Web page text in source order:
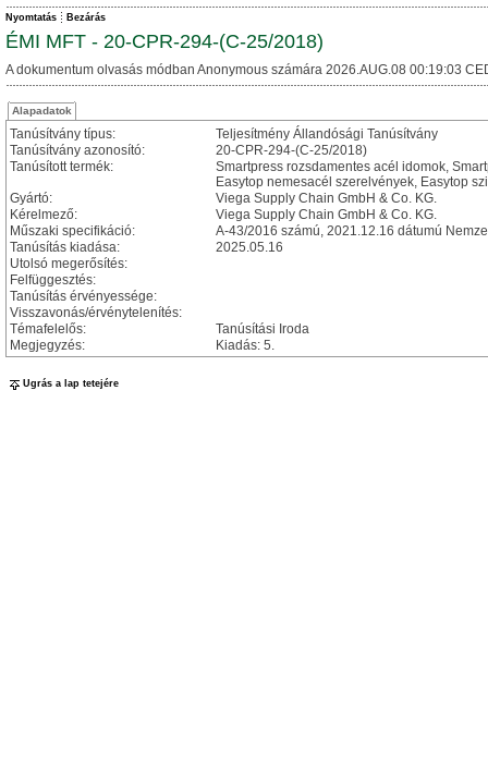
Nyomtatás Bezárás
ÉMI MFT - 20-CPR-294-(C-25/2018)
A dokumentum olvasás módban Anonymous számára 2026.AUG.08 00:19:03
Alapadatok
Tanúsítvány típus:
Teljesítmény Állandósági Tanúsítvány
Tanúsítvány azonosító:
20-CPR-294-(C-25/2018)
Tanúsított termék:
Smartpress rozsdamentes acél idomok,
Easytop nemesacél szerelvények, Easytop
Gyártó:
Viega Supply Chain GmbH & Co. KG.
Kérelmező:
Viega Supply Chain GmbH & Co. KG.
Műszaki specifikáció:
A-43/2016 számú, 2021.12.16 dátumú
Tanúsítás kiadása:
2025.05.16
Utolsó megerősítés:
Felfüggesztés:
Tanúsítás érvényessége:
Visszavonás/érvénytelenítés:
Témafelelős:
Tanúsítási Iroda
Megjegyzés:
Kiadás: 5.
Ugrás a lap tetejére